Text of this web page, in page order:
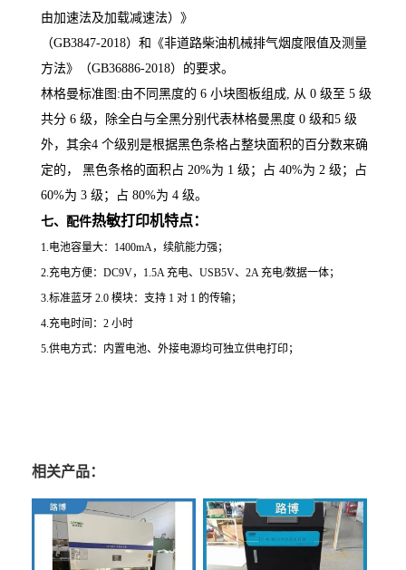
由加速法及加载减速法）》
（GB3847-2018）和《非道路柴油机械排气烟度限值及测量
方法》（GB36886-2018）的要求。
林格曼标准图 :由不同黑度的 6 小块图板组成, 从 0 级至 5 级
共分 6 级，除全白与全黑分别代表林格曼黑度 0 级和5 级
外，其余4 个级别是根据黑色条格占整块面积的百分数来确
定的， 黑色条格的面积占 20%为 1 级；占 40%为 2 级；占
60%为 3 级；占 80%为 4 级。
七、配件热敏打印机特点：
1.电池容量大： 1400mA，续航能力强；
2.充电方便： DC9V， 1.5A充电、 USB5V、 2A充电/数据一体；
3.标准蓝牙 2.0 模块：支持 1 对 1 的传输；
4.充电时间： 2 小时
5.供电方式：内置电池、外接电源均可独立供电打印；
相关产品：